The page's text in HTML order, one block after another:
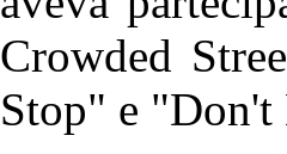
Crowded
Stop" e